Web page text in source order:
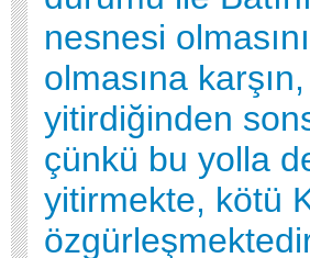
nesnesi
olmasına
yitirdiğinden
çünkü bu yolla
yitirmekte, kötü